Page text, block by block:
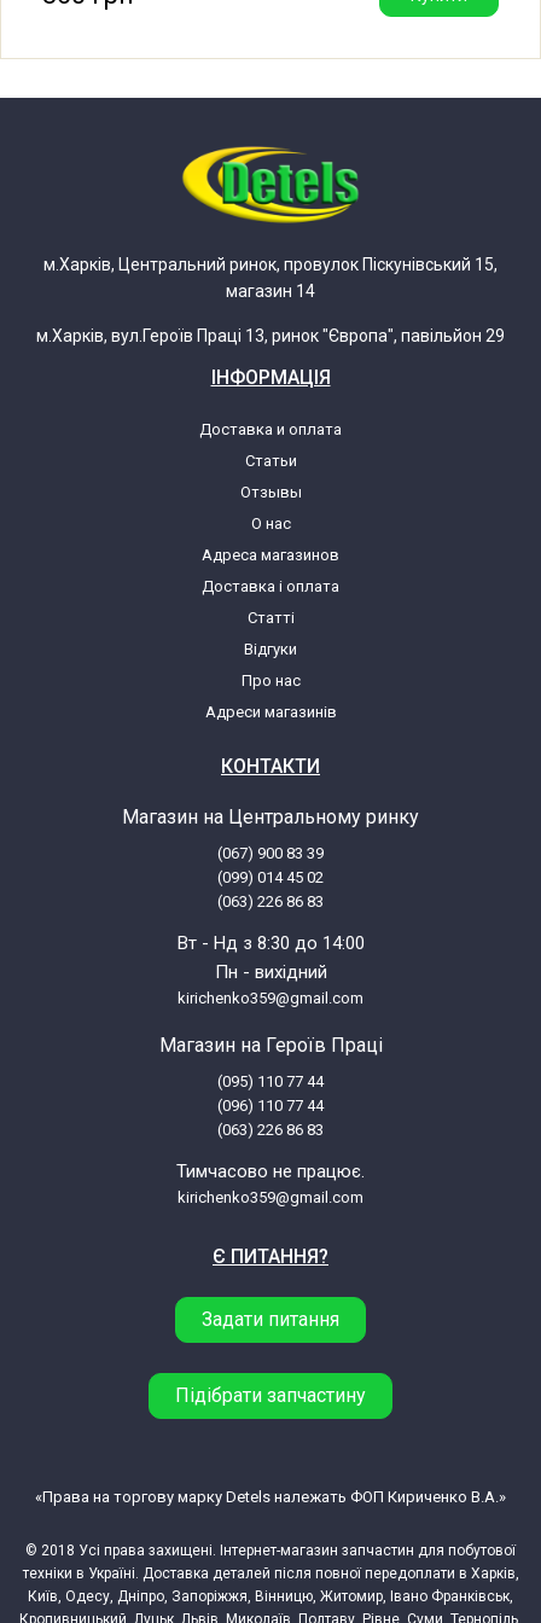
Whirlpool AMIENS 700
Whirlpool AWF 202/ELVI
Whirlpool AWF 202/ELVI
Whirlpool AWF 211/BL/IG
Whirlpool AWF 243/LA
Whirlpool AWF 243/LA (851924329260)
Whirlpool AWF 244 IG-FR
Whirlpool AWF 244 IG-FR
Whirlpool AWF 245/BL
Whirlpool AWF 245/BL (851924538100)
Whirlpool AWF 245/IG
Whirlpool AWF 245/IG (851924538030)
Whirlpool AWF 248 IG
Whirlpool AWF 248 IG (851924829760)
Whirlpool AWF 253 AWF 253/IG
Whirlpool AWF 253 AWF 253/IG
(851925340280)
Whirlpool AWF 254/IG
Whirlpool AWF 255/BL
Whirlpool AWF 255/BL (851924538000)
м.Харків, Центральний ринок, провулок Піскунівський 15,
магазин 14
м.Харків, вул.Героїв Праці 13, ринок "Європа", павільйон 29
ІНФОРМАЦІЯ
Доставка и оплата
Статьи
Отзывы
О нас
Адреса магазинов
Доставка і оплата
Статті
Відгуки
Про нас
Адреси магазинів
КОНТАКТИ
Магазин на Центральному ринку
(067) 900 83 39
(099) 014 45 02
(063) 226 86 83
Вт - Нд з 8:30 до 14:00
Пн - вихідний
kirichenko359@gmail.com
Магазин на Героїв Праці
(095) 110 77 44
(096) 110 77 44
(063) 226 86 83
Тимчасово не працює.
kirichenko359@gmail.com
Є ПИТАННЯ?
Задати питання
Підібрати запчастину
© 2018 Усі права захищені. Інтернет-магазин запчастин для побутової
техніки в Україні. Доставка деталей після повної передоплати в Харків,
Київ, Одесу, Дніпро, Запоріжжя, Вінницю, Житомир, Івано Франківськ,
«Права на торгову марку Detels належать ФОП Кириченко В.А.»